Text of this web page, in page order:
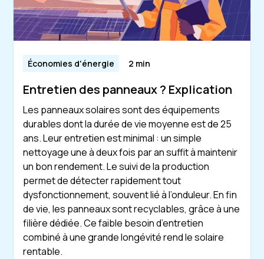
Économies d'énergie 2 min
Entretien des panneaux ? Explication
Les panneaux solaires sont des équipements
durables dont la durée de vie moyenne est de 25
ans. Leur entretien est minimal : un simple
nettoyage une à deux fois par an suffit à maintenir
un bon rendement. Le suivi de la production
permet de détecter rapidement tout
dysfonctionnement, souvent lié à l’onduleur. En fin
de vie, les panneaux sont recyclables, grâce à une
filière dédiée. Ce faible besoin d’entretien
combiné à une grande longévité rend le solaire
rentable.